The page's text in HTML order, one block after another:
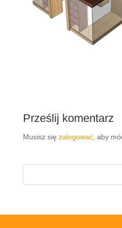
Prześlij komentarz
Musisz się zalogować, aby
Szukaj: